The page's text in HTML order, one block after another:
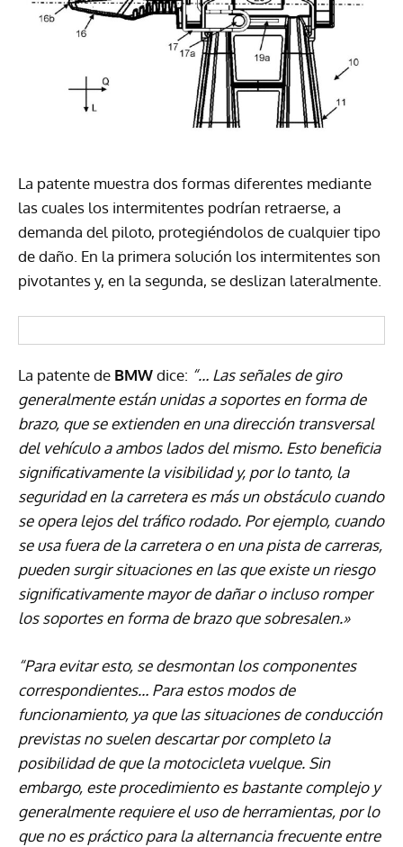
La patente muestra dos formas diferentes mediante
las cuales los intermitentes podrían retraerse, a
demanda del piloto, protegiéndolos de cualquier tipo
de daño. En la primera solución los intermitentes son
pivotantes y, en la segunda, se deslizan lateralmente.
La patente de BMWdice: “… Las señales de giro
generalmente están unidas a soportes en forma de
brazo, que se extienden en una dirección transversal
del vehículo a ambos lados del mismo. Esto beneficia
significativamente la visibilidad y, por lo tanto, la
seguridad en la carretera es más un obstáculo cuando
se opera lejos del tráfico rodado. Por ejemplo, cuando
se usa fuera de la carretera o en una pista de carreras,
pueden surgir situaciones en las que existe un riesgo
significativamente mayor de dañar o incluso romper
los soportes en forma de brazo que sobresalen.»
“Para evitar esto, se desmontan los componentes
correspondientes… Para estos modos de
funcionamiento, ya que las situaciones de conducción
previstas no suelen descartar por completo la
posibilidad de que la motocicleta vuelque. Sin
embargo, este procedimiento es bastante complejo y
generalmente requiere el uso de herramientas, por lo
que no es práctico para la alternancia frecuente entre